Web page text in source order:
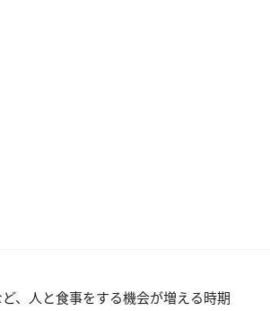
、人と食事をする機会が増える時期